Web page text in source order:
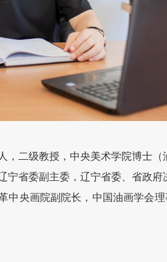
，二级教授，中央美术学院博士
宁省委副主委，辽宁省委、省政
中央画院副院长，中国油画学会